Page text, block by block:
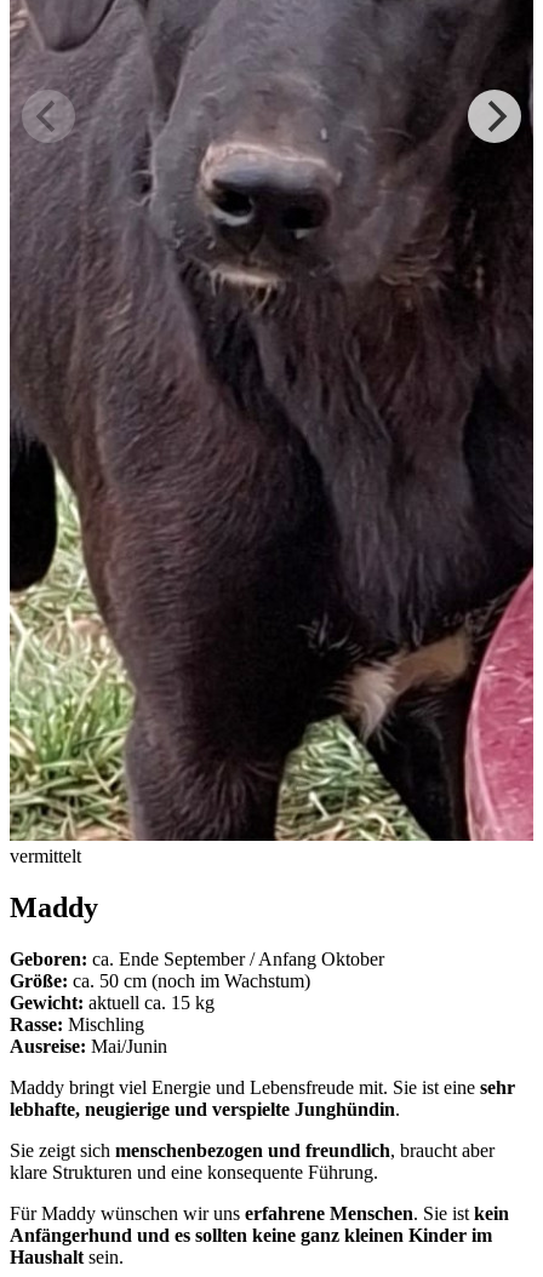
vermittelt
Maddy
Geboren: ca. Ende September / Anfang Oktober
Größe: ca. 50 cm (noch im Wachstum)
Gewicht: aktuell ca. 15 kg
Rasse: Mischling
Ausreise: Mai/Junin
Maddy bringt viel Energie und Lebensfreude mit. Sie ist eine sehr
lebhafte, neugierige und verspielte Junghündin.
Sie zeigt sich menschenbezogen und freundlich, braucht aber
klare Strukturen und eine konsequente Führung.
Für Maddy wünschen wir uns erfahrene Menschen. Sie ist kein
Anfängerhund und es sollten keine ganz kleinen Kinder im
Haushalt sein.